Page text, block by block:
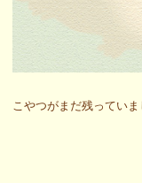
こやつがまだ残っていま